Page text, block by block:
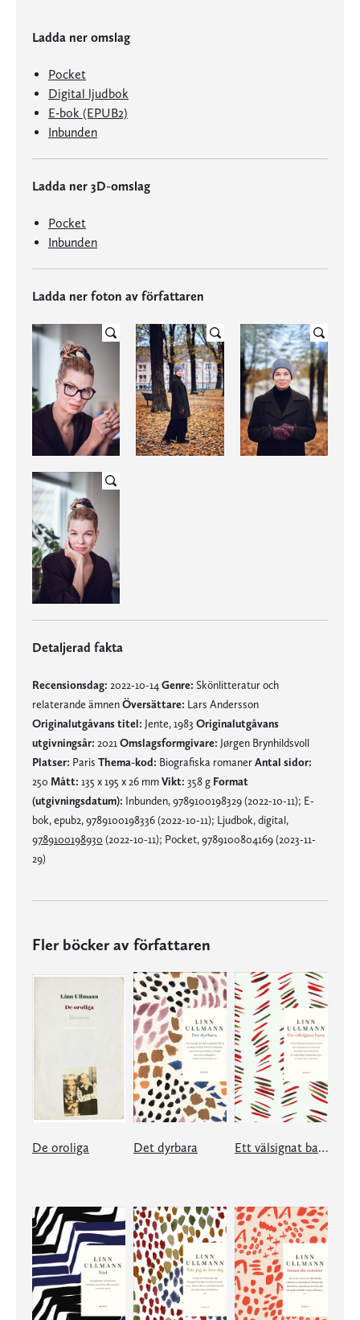
Ladda ner omslag
Pocket
Digital ljudbok
E-bok (EPUB2)
Inbunden
Ladda ner 3D-omslag
Pocket
Inbunden
Ladda ner foton av författaren
Detaljerad fakta
Recensionsdag: 2022-10-14 Genre: Skönlitteratur och
relaterande ämnenÖversättare: Lars Andersson
Originalutgåvans titel: Jente, 1983 Originalutgåvans
utgivningsår: 2021 Omslagsformgivare: Jørgen Brynhildsvoll
Platser: Paris Thema-kod: Biografiska romanerAntal sidor:
250 Mått: 135 x 195 x 26 mmVikt: 358 g Format
(utgivningsdatum): Inbunden, 9789100198329 (2022-10-11); E-
bok, epub2, 9789100198336 (2022-10-11); Ljudbok, digital,
9789100198930 (2022-10-11); Pocket, 9789100804169 (2023-11-
29)
Fler böcker av författaren
De oroliga Det dyrbara Ett välsignat barn